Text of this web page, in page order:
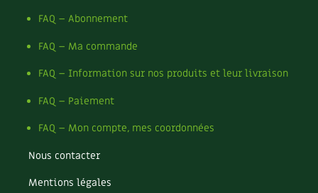
FAQ – Abonnement
FAQ – Ma commande
FAQ – Information sur nos produits et leur livraison
FAQ – Paiement
FAQ – Mon compte, mes coordonnées
Nous contacter
Mentions légales